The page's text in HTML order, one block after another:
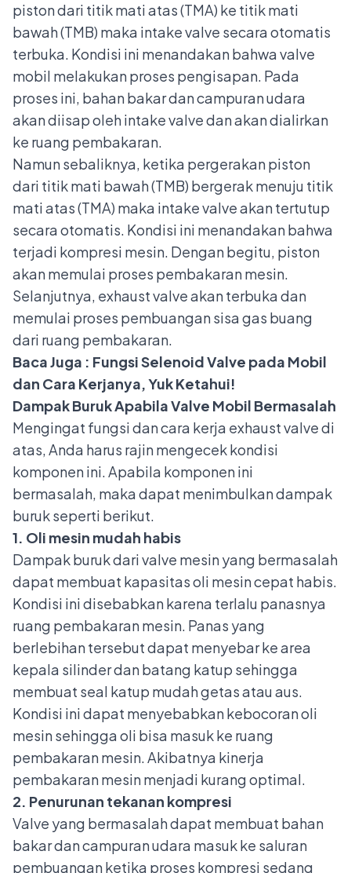
piston dari titik mati atas (TMA) ke titik mati
bawah (TMB) maka intake valve secara otomatis
terbuka. Kondisi ini menandakan bahwa valve
mobil melakukan proses pengisapan. Pada
proses ini, bahan bakar dan campuran udara
akan diisap oleh intake valve dan akan dialirkan
ke ruang pembakaran.
Namun sebaliknya, ketika pergerakan piston
dari titik mati bawah (TMB) bergerak menuju titik
mati atas (TMA) maka intake valve akan tertutup
secara otomatis. Kondisi ini menandakan bahwa
terjadi kompresi mesin. Dengan begitu, piston
akan memulai proses pembakaran mesin.
Selanjutnya, exhaust valve akan terbuka dan
memulai proses pembuangan sisa gas buang
dari ruang pembakaran.
Baca Juga : Fungsi Selenoid Valve pada Mobil
dan Cara Kerjanya, Yuk Ketahui!
Dampak Buruk Apabila Valve Mobil Bermasalah
Mengingat fungsi dan cara kerja exhaust valve di
atas, Anda harus rajin mengecek kondisi
komponen ini. Apabila komponen ini
bermasalah, maka dapat menimbulkan dampak
buruk seperti berikut.
1. Oli mesin mudah habis
Dampak buruk dari valve mesin yang bermasalah
dapat membuat kapasitasoli mesin cepat habis.
Kondisi ini disebabkan karena terlalu panasnya
ruang pembakaran mesin. Panas yang
berlebihan tersebut dapat menyebar ke area
kepala silinder dan batang katup sehingga
membuat seal katup mudah getas atau aus.
Kondisi ini dapat menyebabkan kebocoran oli
mesin sehingga oli bisa masuk ke ruang
pembakaran mesin. Akibatnya kinerja
pembakaran mesin menjadi kurang optimal.
2. Penurunan tekanan kompresi
Valve yang bermasalah dapat membuat bahan
bakar dan campuran udara masuk ke saluran
pembuangan ketika proses kompresi sedang